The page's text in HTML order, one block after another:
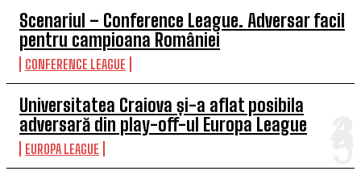
Scenariul – Conference League. Adversar facil
pentru campioana României
CONFERENCE LEAGUE
Universitatea Craiova și-a aflat posibila
adversară din play-off-ul Europa League
EUROPA LEAGUE